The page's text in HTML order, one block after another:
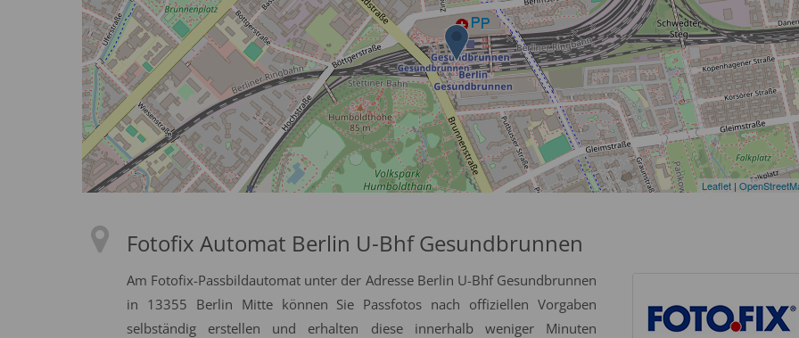
Leaflet |
Fotofix Automat Berlin U-Bhf Gesundbrunnen
Am Fotofix-Passbildautomat unter der Adresse Berlin U-Bhf Gesundbrunnen
in 13355 Berlin Mitte können Sie Passfotos nach offiziellen Vorgaben
selbständig erstellen und erhalten diese innerhalb weniger Minuten